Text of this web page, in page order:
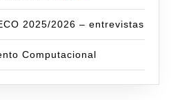
2025/2026 – entrevistas
Computacional